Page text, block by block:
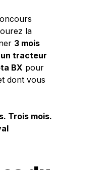
la
3 mois
tracteur
BX pour
dont vous
Trois mois.